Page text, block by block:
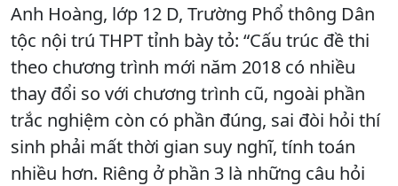
Anh Hoàng, lớp 12 D, Trường Phổ thông Dân
tộc nội trú THPT tỉnh bày tỏ: “Cấu trúc đề thi
theo chương trình mới năm 2018 có nhiều
thay đổi so với chương trình cũ, ngoài phần
trắc nghiệm còn có phần đúng, sai đòi hỏi thí
sinh phải mất thời gian suy nghĩ, tính toán
nhiều hơn. Riêng ở phần 3 là những câu hỏi